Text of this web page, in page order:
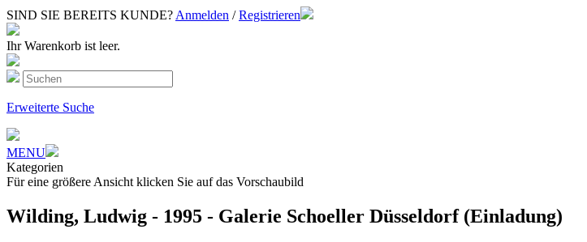
SIND SIE BEREITS KUNDE? Anmelden / Registrieren
Ihr Warenkorb ist leer.
Erweiterte Suche
MENU
Kategorien
Für eine größere Ansicht klicken Sie auf das Vorschaubild
Wilding, Ludwig - 1995 - Galerie Schoeller Düsseldorf (Einladung)